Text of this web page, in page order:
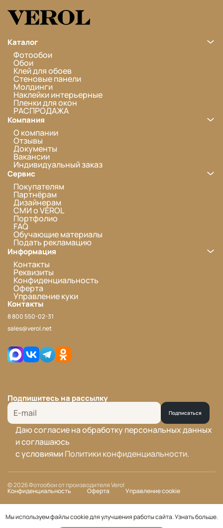
Каталог
Фотообои
Обои
Клей для обоев
Стеновые панели
Молдинги
Наклейки интерьерные
Пленки для окон
РАСПРОДАЖА
Компания
О компании
Отзывы
Документы
Вакансии
Индивидуальный заказ
Сервис
Покупателям
Партнёрам
Дизайнерам
СМИ о VEROL
Портфолио
FAQ
Обучающие материалы
Подать рекламацию
Информация
Контакты
Реквизиты
Конфиденциальность
Оферта
Управление куки
Контакты
8 800 550-02-31
sales@verol.net
Подпишитесь на рассылку
Подписаться
Даю согласие на обработку персональных данных
и соглашаюсь
с условиямиПолитики конфиденциальности.
© 2026 Фотообои от производителя Verol
Конфиденциальность Оферта Управление cookie
Мы используем файлы cookie для улучшения работы сайта.Узнать больше.